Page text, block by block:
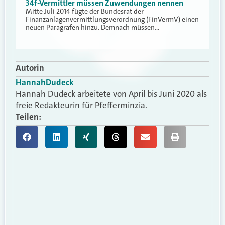
34f-Vermittler müssen Zuwendungen nennen
Mitte Juli 2014 fügte der Bundesrat der
Finanzanlagenvermittlungsverordnung (FinVermV) einen
neuen Paragrafen hinzu. Demnach müssen…
Autorin
HannahDudeck
Hannah Dudeck arbeitete von April bis Juni 2020 als
freie Redakteurin für Pfefferminzia.
Teilen: